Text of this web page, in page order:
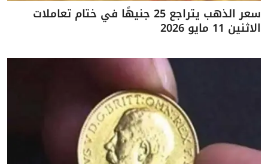
سعر الذهب يتراجع 25 جنيهًا في ختام تعاملات
الاثنين 11 مايو 2026